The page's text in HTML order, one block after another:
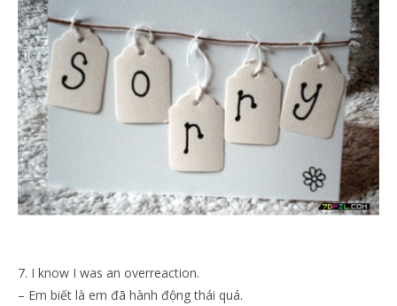
7. I know I was an overreaction.
– Em biết là em đã hành động thái quá.